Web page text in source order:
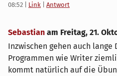
08:52 Link Antwort
Sebastian am Freitag, 21.
Inzwischen gehen auch lange
Programmen wie Writer
kommt natürlich auf die